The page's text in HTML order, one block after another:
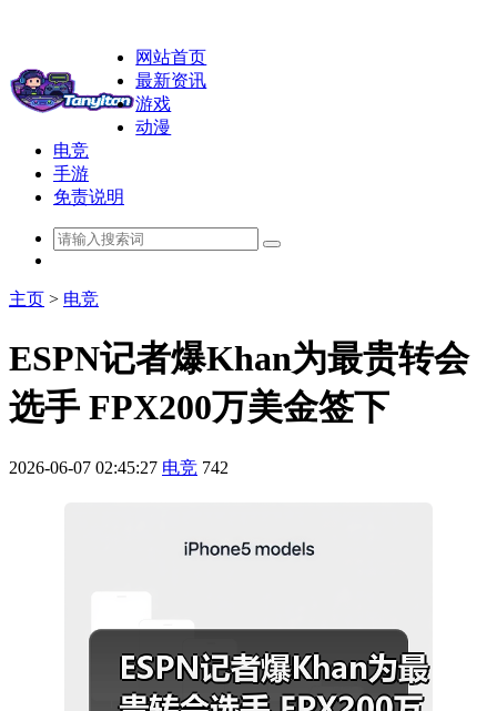
网站首页
最新资讯
游戏
动漫
电竞
手游
免责说明
主页 > 电竞
ESPN记者爆Khan为最贵转会
选手 FPX200万美金签下
2026-06-07 02:45:27 电竞 742